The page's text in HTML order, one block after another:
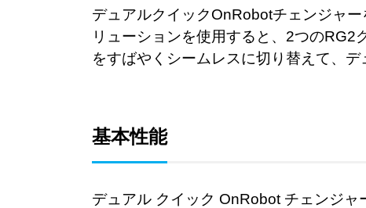
デュアルクイックOnRobotチェンジャ
リューションを使用すると、2つの
をすばやくシームレスに切り替えて、
基本性能
デュアル クイック OnRobot チェンジ